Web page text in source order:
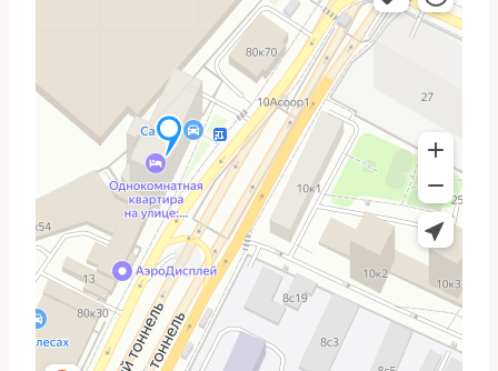
прокачке вручную. Отсутствие нормального потока или
сильное загрязнение фильтра часто объясняют
падение давления.
Инструменты и запчасти,
которые понадобятся
Для замены чаще всего требуются: набор
двусторонних ключей, торцевые головки, отвертки,
манометр для топлива, амперметр, ножницы для
хомутов и специализированные съёмники для
топливных трубок. Не обойтись без защитных перчаток
и тарелки для слива топлива.
Из запчастей обязательно новый насос, сетчатый